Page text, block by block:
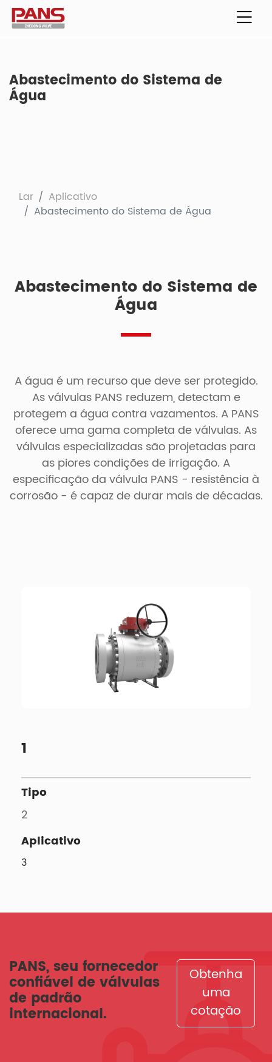
Abastecimento do Sistema de
Água
Lar
Aplicativo
Abastecimento do Sistema de Água
Abastecimento do Sistema de
Água
A água é um recurso que deve ser protegido.
As válvulas PANS reduzem, detectam e
protegem a água contra vazamentos. A PANS
oferece uma gama completa de válvulas. As
válvulas especializadas são projetadas para
as piores condições de irrigação. A
especificação da válvula PANS - resistência à
corrosão - é capaz de durar mais de décadas.
1
Tipo
2
Aplicativo
3
PANS, seu fornecedor
confiável de válvulas
de padrão
internacional.
Obtenha
uma
cotação